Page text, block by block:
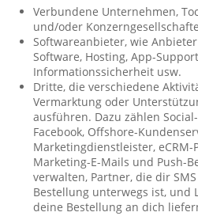
Verbundene Unternehmen,
und/oder
Softwareanbieter, wie
Software, Hosting, App-
Informationssicherheit usw.
Dritte, die verschiedene
Vermarktung oder
ausführen. Dazu zählen
Facebook, Offshore-
Marketingdienstleister,
Marketing-E-Mails und Push-
verwalten, Partner, die dir
Bestellung unterwegs ist, und
deine Bestellung an dich